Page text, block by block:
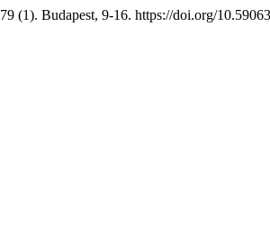
79 (1). Budapest, 9-16. https://doi.org/